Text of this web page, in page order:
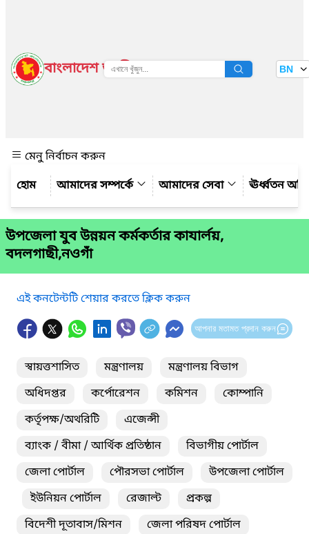
বাংলাদেশ জাতীয় তথ্য বাতায়ন BN
মেনু নির্বাচন করুন
আমাদের সম্পর্কে
আমাদের সেবা ঊর্ধ্বতন
উপজেলা যুব উন্নয়ন কর্মকর্তার কাযার্লয়,
বদলগাছী,নওগাঁ
এই কনটেন্টটি শেয়ার করতে ক্লিক করুন
আপনার মতামত প্রদান করুন
স্বায়ত্তশাসিত মন্ত্রণালয়
মন্ত্রণালয় বিভাগ
অধিদপ্তর
কর্পোরেশন কমিশন
কোম্পানি
কর্তৃপক্ষ/অথরিটি
এজেন্সী
ব্যাংক / বীমা / আর্থিক প্রতিষ্ঠান
বিভাগীয় পোর্টাল
জেলা পোর্টাল
পৌরসভা পোর্টাল
উপজেলা পোর্টাল
ইউনিয়ন পোর্টাল
রেজাল্ট
প্রকল্প
বিদেশী দূতাবাস/মিশন
জেলা পরিষদ পোর্টাল